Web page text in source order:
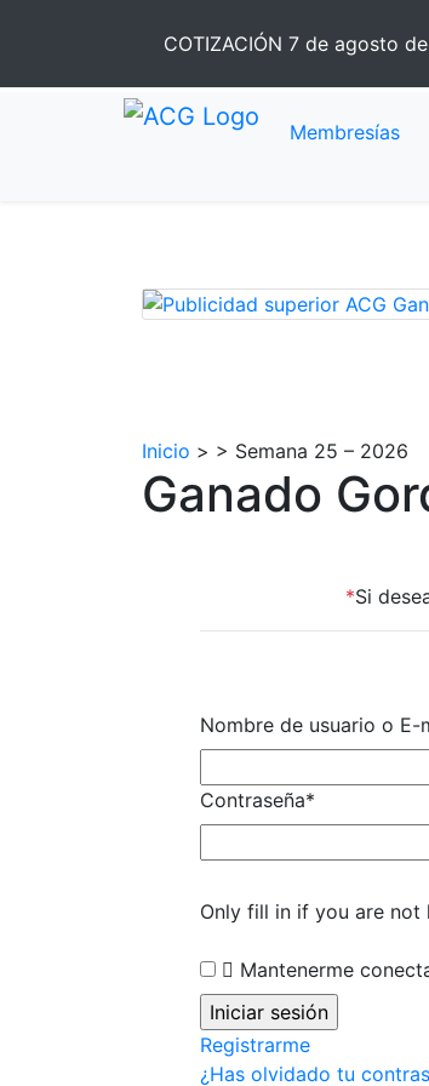
COTIZACIÓN 7 de agosto
Membresías
Inicio > > Semana 25 – 2026
Ganado
*Si
Nombre de usuario o E-
Contraseña*
Only fill in if you are not
Mantenerme
Registrarme
¿Has olvidado tu